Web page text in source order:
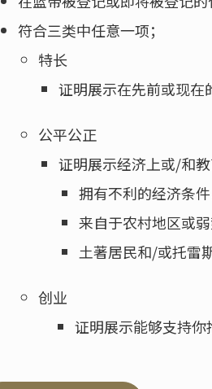
符合三类中任意一项；
特长
证明展示在先前或现在
公平公正
证明展示经济上或/和
拥有不利的经济条
来自于农村地区或
土著居民和/或托雷
创业
证明展示能够支持